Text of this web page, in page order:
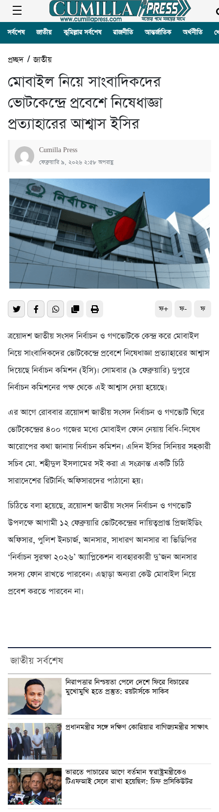
সর্বশেষ জাতীয় কুমিল্লার সর্বশেষ রাজনীতি আন্তর্জাতিক অর্থনীতি
প্রচ্ছদ/জাতীয়
মোবাইল নিয়ে সাংবাদিকদের
ভোটকেন্দ্রে প্রবেশে নিষেধাজ্ঞা
প্রত্যাহারের আশ্বাস ইসির
Cumilla Press
ফেব্রুয়ারি ৯, ২০২৬ ২:৫৮ অপরাহ্ণ
ফ+ ফ- ফ
ত্রয়োদশ জাতীয় সংসদ নির্বাচন ও গণভোটকে কেন্দ্র করে মোবাইল
নিয়ে সাংবাদিকদের ভোটকেন্দ্রে প্রবেশে নিষেধাজ্ঞা প্রত্যাহারের আশ্বাস
দিয়েছে নির্বাচন কমিশন (ইসি)। সোমবার (৯ ফেব্রুয়ারি) দুপুরে
নির্বাচন কমিশনের পক্ষ থেকে এই আশ্বাস দেয়া হয়েছে।
এর আগে রোববার ত্রয়োদশ জাতীয় সংসদ নির্বাচন ও গণভোট ঘিরে
ভোটকেন্দ্রের ৪০০ গজের মধ্যে মোবাইল ফোন নেয়ায় বিধি-নিষেধ
আরোপের কথা জানায় নির্বাচন কমিশন। এদিন ইসির সিনিয়র সহকারী
সচিব মো. শহীদুল ইসলামের সই করা এ সংক্রান্ত একটি চিঠি
সারাদেশের রিটার্নিং অফিসারদের পাঠানো হয়।
চিঠিতে বলা হয়েছে, ত্রয়োদশ জাতীয় সংসদ নির্বাচন ও গণভোট
উপলক্ষে আগামী ১২ ফেব্রুয়ারি ভোটকেন্দ্রের দায়িত্বপ্রাপ্ত প্রিজাইডিং
অফিসার, পুলিশ ইনচার্জ, আনসার, সাধারণ আনসার বা ভিডিপির
‘নির্বাচন সুরক্ষা ২০২৬’ অ্যাপ্লিকেশন ব্যবহারকারী দু’জন আনসার
সদস্য ফোন রাখতে পারবেন। এছাড়া অন্যরা কেউ মোবাইল নিয়ে
প্রবেশ করতে পারবেন না।
জাতীয় সর্বশেষ
নিরাপত্তার নিশ্চয়তা পেলে দেশে ফিরে বিচারের
মুখোমুখি হতে প্রস্তুত: রয়টার্সকে সাকিব
প্রধানমন্ত্রীর সঙ্গে দক্ষিণ কোরিয়ার বাণিজ্যমন্ত্রীর সাক্ষাৎ
ভারতে পাচারের আগে বর্তমান স্বরাষ্ট্রমন্ত্রীকেও
টিএফআই সেলে রাখা হয়েছিল: চিফ প্রসিকিউটর